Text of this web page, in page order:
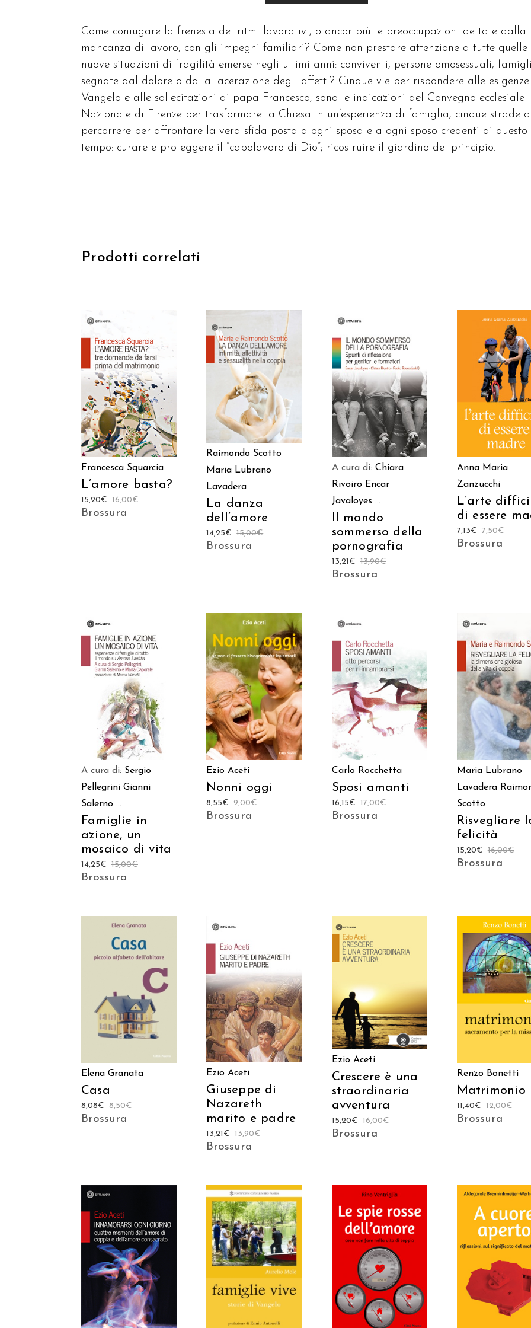
Come coniugare la frenesia dei ritmi lavorativi, o ancor più le preoccupazioni dettate dalla
mancanza di lavoro, con gli impegni familiari? Come non prestare attenzione a tutte quelle
nuove situazioni di fragilità emerse negli ultimi anni: conviventi, persone omosessuali,
segnate dal dolore o dalla lacerazione degli affetti? Cinque vie per rispondere alle
Vangelo e alle sollecitazioni di papa Francesco, sono le indicazioni del Convegno ecclesiale
Nazionale di Firenze per trasformare la Chiesa in un’esperienza di famiglia; cinque strade
percorrere per affrontare la vera sfida posta a ogni sposa e a ogni sposo credenti di questo
tempo: curare e proteggere il “capolavoro di Dio”; ricostruire il giardino del principio.
Prodotti correlati
AGGIUNGI AL
CARRELLO
Francesca Squarcia
L’amore basta?
16,00€
15,20€
Brossura
AGGIUNGI AL
CARRELLO
Raimondo Scotto
Maria Lubrano
Lavadera
La danza
dell’amore
15,00€
14,25€
Brossura
AGGIUNGI AL
CARRELLO
A cura di: Chiara
Rivoiro Encar
Javaloyes ...
Il mondo
sommerso della
pornografia
13,90€
13,21 €
Brossura
AGGIUNGI AL
CARRELLO
Anna Maria
Zanzucchi
L’arte
di essere
7,50€
7,13€
Brossura
AGGIUNGI AL
CARRELLO
A cura di: Sergio
Pellegrini Gianni
Salerno ...
Famiglie in
azione, un
mosaico di vita
15,00€
14,25€
Brossura
AGGIUNGI AL
CARRELLO
Ezio Aceti
Nonni oggi
9,00€
8,55€
Brossura
AGGIUNGI AL
CARRELLO
Carlo Rocchetta
Sposi amanti
17,00€
16,15€
Brossura
AGGIUNGI AL
CARRELLO
Maria Lubrano
Lavadera
Scotto
Risvegliare
felicità
16,00€
15,20€
Brossura
AGGIUNGI AL
CARRELLO
Elena Granata
Casa
8,50€
8,08€
Brossura
AGGIUNGI AL
CARRELLO
Ezio Aceti
Giuseppe di
Nazareth
marito e padre
13,90€
13,21 €
Brossura
CARRELLO
Ezio Aceti
Crescere è una
straordinaria
avventura
16,00€
15,20€
Brossura
AGGIUNGI AL
Renzo Bonetti
Matrimonio
12,00€
11,40€
Brossura
AGGIUNGI AL
CARRELLO
AGGIUNGI AL
CARRELLO
AGGIUNGI AL
CARRELLO CARRELLO